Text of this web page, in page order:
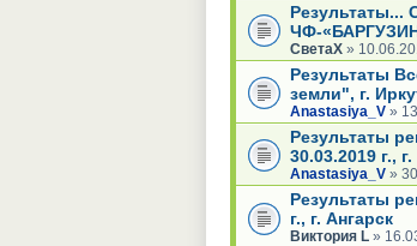
Результаты...
ЧФ-«БАРГУЗИН-
СветаХ »
Результаты
земли", г.
Anastasiya_V »
Результаты
30.03.2019 г.,
Anastasiya_V »
Результаты
г., г. Ангарск
Виктория L »